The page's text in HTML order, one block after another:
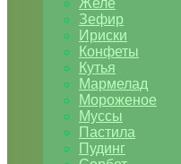
Желе
Зефир
Ириски
Конфеты
Кутья
Мармелад
Мороженое
Муссы
Пастила
Пудинг